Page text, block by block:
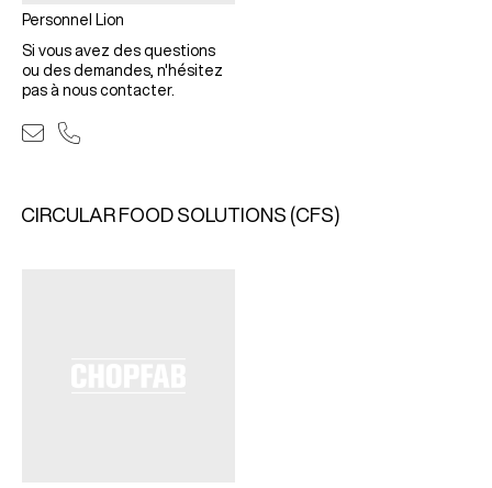
Personnel Lion
Si vous avez des questions
ou des demandes, n'hésitez
pas à nous contacter.
CIRCULAR FOOD SOLUTIONS (CFS)